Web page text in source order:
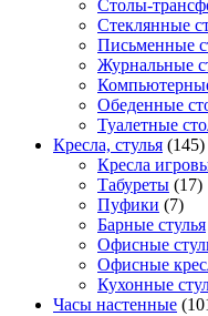
Столы-
Стеклянные
Письменные
Журнальные
Обеденные
Туалетные
Кресла, стулья (145)
Кресла
Табуреты (17)
Пуфики (7)
Барные стулья
Офисные
Офисные
Кухонные
Часы настенные